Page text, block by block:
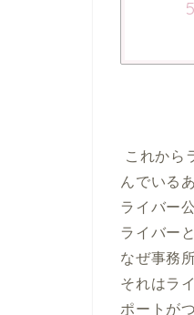
んでいる
ライバー
ライバー
なぜ事務
それはラ
ポートが